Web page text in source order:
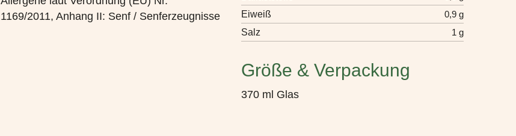
1169/2011, Anhang II: Senf / Senferzeugnisse
Eiweiß
0,9 g
Salz
1 g
Größe & Verpackung
370 ml Glas